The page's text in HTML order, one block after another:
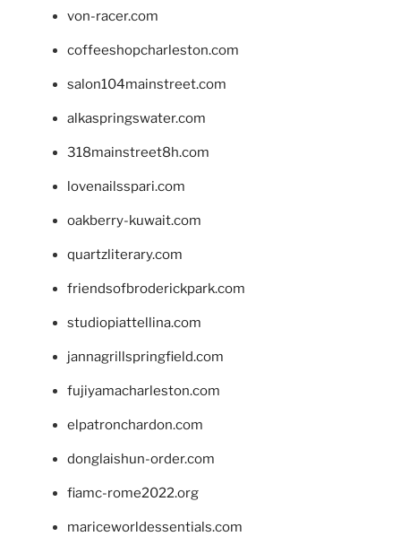
von-racer.com
coffeeshopcharleston.com
salon104mainstreet.com
alkaspringswater.com
318mainstreet8h.com
lovenailsspari.com
oakberry-kuwait.com
quartzliterary.com
friendsofbroderickpark.com
studiopiattellina.com
jannagrillspringfield.com
fujiyamacharleston.com
elpatronchardon.com
donglaishun-order.com
fiamc-rome2022.org
mariceworldessentials.com